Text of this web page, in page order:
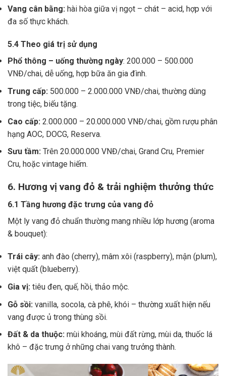
Vang cân bằng: hài hòa giữa vị ngọt – chát – acid, hợp với
đa số thực khách.
5.4 Theo giá trị sử dụng
Phổ thông – uống thường ngày: 200.000 – 500.000
VNĐ/chai, dễ uống, hợp bữa ăn gia đình.
Trung cấp: 500.000 – 2.000.000 VNĐ/chai, thường dùng
trong tiệc, biếu tặng.
Cao cấp: 2.000.000 – 20.000.000 VNĐ/chai, gồm rượu phân
hạng AOC, DOCG, Reserva.
Sưu tầm: Trên 20.000.000 VNĐ/chai, Grand Cru, Premier
Cru, hoặc vintage hiếm.
6. Hương vị vang đỏ & trải nghiệm thưởng thức
6.1 Tầng hương đặc trưng của vang đỏ
Một ly vang đỏ chuẩn thường mang nhiều lớp hương (aroma
& bouquet):
Trái cây: anh đào (cherry), mâm xôi (raspberry), mận (plum),
việt quất (blueberry).
Gia vị: tiêu đen, quế, hồi, thảo mộc.
Gỗ sồi: vanilla, socola, cà phê, khói – thường xuất hiện nếu
vang được ủ trong thùng sồi.
Đất & da thuộc: mùi khoáng, mùi đất rừng, mùi da, thuốc lá
khô – đặc trưng ở những chai vang trưởng thành.